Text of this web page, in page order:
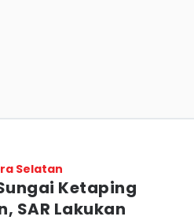
Selatan
Ketaping
SAR Lakukan